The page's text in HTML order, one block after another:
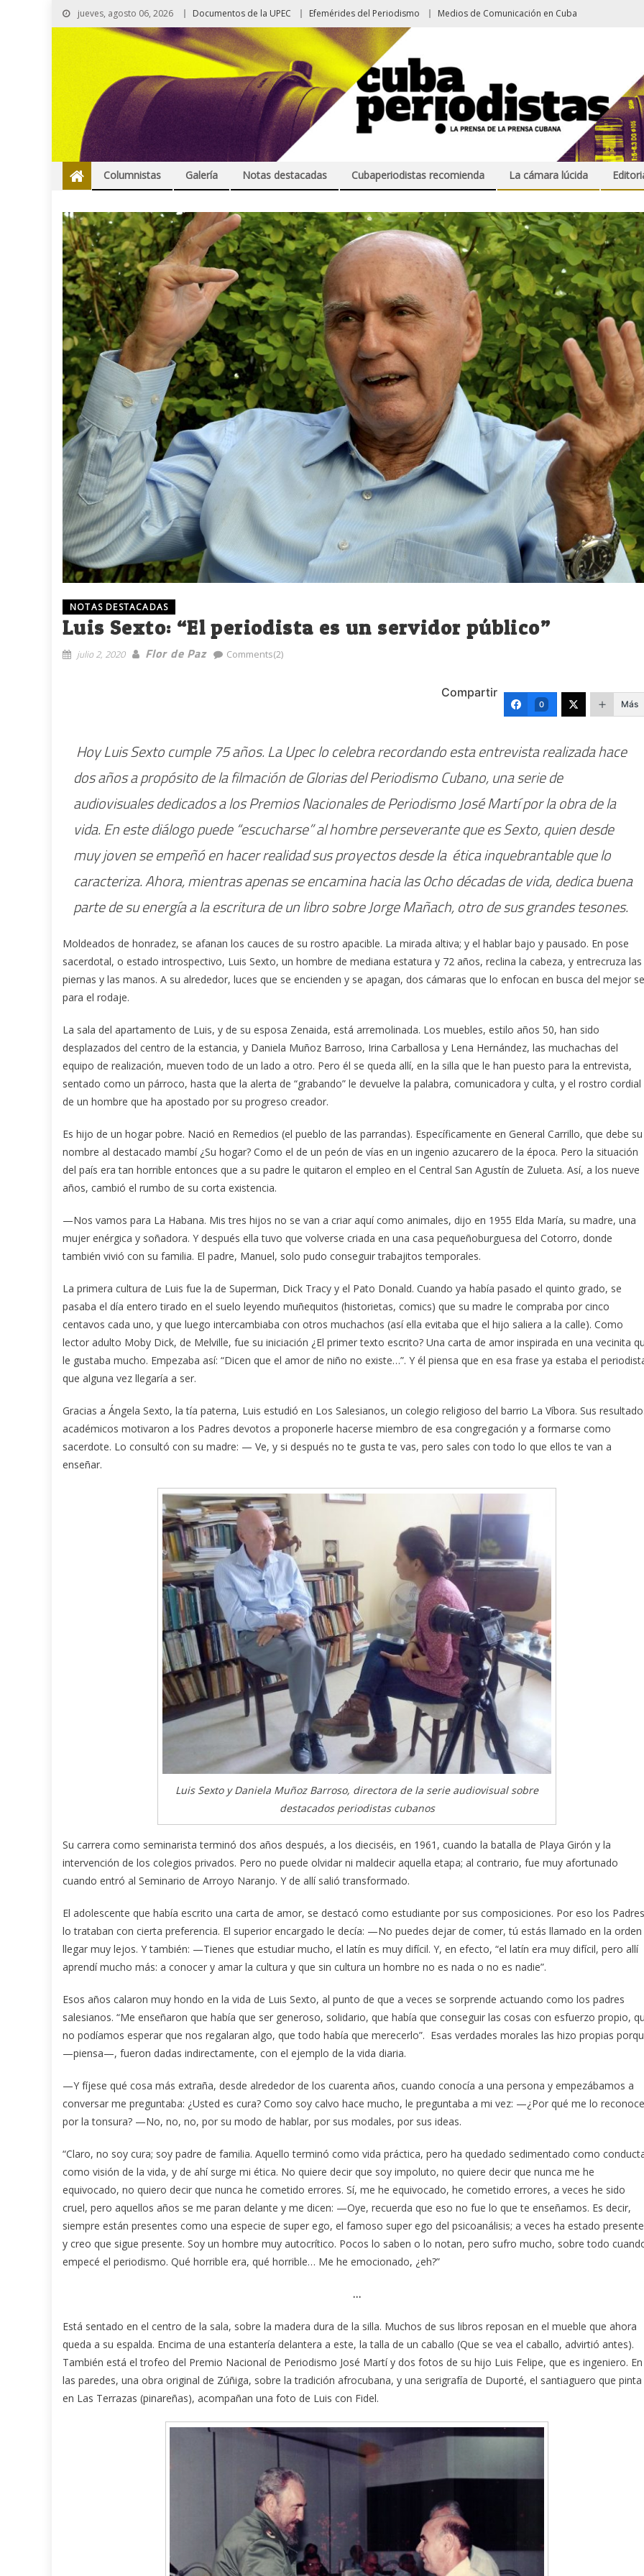
jueves, agosto 06, 2026 Documentos de la UPEC Efemérides del Periodismo Medios de Comunicación en Cuba
Columnistas Galería Notas destacadas Cubaperiodistas recomienda La cámara lúcida
NOTAS DESTACADAS
Luis Sexto: “El periodista es un servidor público”
julio 2, 2020 Flor de Paz Comments(2)
Compartir
0 Más
Hoy Luis Sexto cumple 75 años. La Upec lo celebra recordando esta entrevista realizada hace
dos años a propósito de la filmación de Glorias del Periodismo Cubano, una serie de
audiovisuales dedicados a los Premios Nacionales de Periodismo José Martí por la obra de la
vida. En este diálogo puede “escucharse” al hombre perseverante que es Sexto, quien desde
muy joven se empeñó en hacer realidad sus proyectos desde la ética inquebrantable que lo
caracteriza. Ahora, mientras apenas se encamina hacia las 0cho décadas de vida, dedica buena
parte de su energía a la escritura de un libro sobre Jorge Mañach, otro de sus grandes tesones.
Moldeados de honradez, se afanan los cauces de su rostro apacible. La mirada altiva; y el hablar bajo y pausado. En pose
sacerdotal, o estado introspectivo, Luis Sexto, un hombre de mediana estatura y 72 años, reclina la cabeza, y entrecruza las
piernas y las manos. A su alrededor, luces que se encienden y se apagan, dos cámaras que lo enfocan en busca del mejor
para el rodaje.
La sala del apartamento de Luis, y de su esposa Zenaida, está arremolinada. Los muebles, estilo años 50, han sido
desplazados del centro de la estancia, y Daniela Muñoz Barroso, Irina Carballosa y Lena Hernández, las muchachas del
equipo de realización, mueven todo de un lado a otro. Pero él se queda allí, en la silla que le han puesto para la entrevista,
sentado como un párroco, hasta que la alerta de “grabando” le devuelve la palabra, comunicadora y culta, y el rostro cordial
de un hombre que ha apostado por su progreso creador.
Es hijo de un hogar pobre. Nació en Remedios (el pueblo de las parrandas). Específicamente en General Carrillo, que debe su
nombre al destacado mambí ¿Su hogar? Como el de un peón de vías en un ingenio azucarero de la época. Pero la situación
del país era tan horrible entonces que a su padre le quitaron el empleo en el Central San Agustín de Zulueta. Así, a los nueve
años, cambió el rumbo de su corta existencia.
—Nos vamos para La Habana. Mis tres hijos no se van a criar aquí como animales, dijo en 1955 Elda María, su madre, una
mujer enérgica y soñadora. Y después ella tuvo que volverse criada en una casa pequeñoburguesa del Cotorro, donde
también vivió con su familia. El padre, Manuel, solo pudo conseguir trabajitos temporales.
La primera cultura de Luis fue la de Superman, Dick Tracy y el Pato Donald. Cuando ya había pasado el quinto grado, se
pasaba el día entero tirado en el suelo leyendo muñequitos (historietas, comics) que su madre le compraba por cinco
centavos cada uno, y que luego intercambiaba con otros muchachos (así ella evitaba que el hijo saliera a la calle). Como
lector adulto Moby Dick, de Melville, fue su iniciación ¿El primer texto escrito? Una carta de amor inspirada en una vecinita
le gustaba mucho. Empezaba así: “Dicen que el amor de niño no existe…”. Y él piensa que en esa frase ya estaba el
que alguna vez llegaría a ser.
Gracias a Ángela Sexto, la tía paterna, Luis estudió en Los Salesianos, un colegio religioso del barrio La Víbora. Sus
académicos motivaron a los Padres devotos a proponerle hacerse miembro de esa congregación y a formarse como
sacerdote. Lo consultó con su madre: — Ve, y si después no te gusta te vas, pero sales con todo lo que ellos te van a
enseñar.
Luis Sexto y Daniela Muñoz Barroso, directora de la serie audiovisual sobre
destacados periodistas cubanos
Su carrera como seminarista terminó dos años después, a los dieciséis, en 1961, cuando la batalla de Playa Girón y la
intervención de los colegios privados. Pero no puede olvidar ni maldecir aquella etapa; al contrario, fue muy afortunado
cuando entró al Seminario de Arroyo Naranjo. Y de allí salió transformado.
El adolescente que había escrito una carta de amor, se destacó como estudiante por sus composiciones. Por eso los Padres
lo trataban con cierta preferencia. El superior encargado le decía: —No puedes dejar de comer, tú estás llamado en la orden
llegar muy lejos. Y también: —Tienes que estudiar mucho, el latín es muy difícil. Y, en efecto, “el latín era muy difícil, pero allí
aprendí mucho más: a conocer y amar la cultura y que sin cultura un hombre no es nada o no es nadie”.
Esos años calaron muy hondo en la vida de Luis Sexto, al punto de que a veces se sorprende actuando como los padres
salesianos. “Me enseñaron que había que ser generoso, solidario, que había que conseguir las cosas con esfuerzo propio,
no podíamos esperar que nos regalaran algo, que todo había que merecerlo”. Esas verdades morales las hizo propias
—piensa—, fueron dadas indirectamente, con el ejemplo de la vida diaria.
—Y fíjese qué cosa más extraña, desde alrededor de los cuarenta años, cuando conocía a una persona y empezábamos a
conversar me preguntaba: ¿Usted es cura? Como soy calvo hace mucho, le preguntaba a mi vez: —¿Por qué me lo
por la tonsura? —No, no, no, por su modo de hablar, por sus modales, por sus ideas.
“Claro, no soy cura; soy padre de familia. Aquello terminó como vida práctica, pero ha quedado sedimentado como
como visión de la vida, y de ahí surge mi ética. No quiere decir que soy impoluto, no quiere decir que nunca me he
equivocado, no quiero decir que nunca he cometido errores. Sí, me he equivocado, he cometido errores, a veces he sido
cruel, pero aquellos años se me paran delante y me dicen: —Oye, recuerda que eso no fue lo que te enseñamos. Es decir,
siempre están presentes como una especie de super ego, el famoso super ego del psicoanálisis; a veces ha estado
y creo que sigue presente. Soy un hombre muy autocrítico. Pocos lo saben o lo notan, pero sufro mucho, sobre todo
empecé el periodismo. Qué horrible era, qué horrible… Me he emocionado, ¿eh?”
…
Está sentado en el centro de la sala, sobre la madera dura de la silla. Muchos de sus libros reposan en el mueble que ahora
queda a su espalda. Encima de una estantería delantera a este, la talla de un caballo (Que se vea el caballo, advirtió antes).
También está el trofeo del Premio Nacional de Periodismo José Martí y dos fotos de su hijo Luis Felipe, que es ingeniero. En
las paredes, una obra original de Zúñiga, sobre la tradición afrocubana, y una serigrafía de Duporté, el santiaguero que pinta
en Las Terrazas (pinareñas), acompañan una foto de Luis con Fidel.